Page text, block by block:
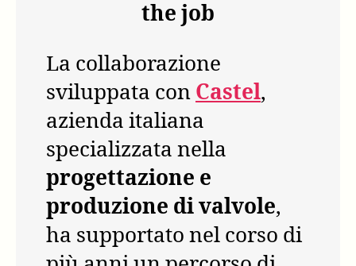
the job
La collaborazione
sviluppata con Castel,
azienda italiana
specializzata nella
progettazione e
produzione di valvole,
ha supportato nel corso di